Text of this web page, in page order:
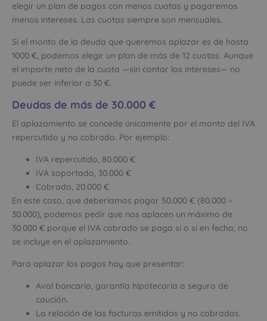
elegir un plan de pagos con menos cuotas y pagaremos
menos intereses. Las cuotas siempre son mensuales.
Si el monto de la deuda que queremos aplazar es de hasta
1000 €, podemos elegir un plan de más de 12 cuotas. Aunque
el importe neto de la cuota —sin contar los intereses— no
puede ser inferior a 30 €.
Deudas de más de 30.000 €
El aplazamiento se concede únicamente por el monto del IVA
repercutido y no cobrado. Por ejemplo:
IVA repercutido, 80.000 €
IVA soportado, 30.000 €
Cobrado, 20.000 €
En este caso, que deberíamos pagar 50.000 € (80.000 –
30.000), podemos pedir que nos aplacen un máximo de
30.000 € porque el IVA cobrado se paga sí o sí en fecha, no
se incluye en el aplazamiento.
Para aplazar los pagos hay que presentar:
Aval bancario, garantía hipotecaria o seguro de
caución.
La relación de las facturas emitidas y no cobradas.